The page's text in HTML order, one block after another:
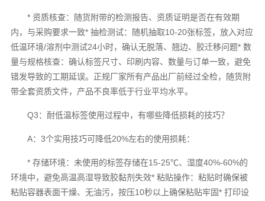
* 资质核查：随货附带的检测报告、资质证明是否在有效期
内，与采购要求一致* 抽检测试：随机抽取10-20张标签，放入对应
低温环境/溶剂中测试24小时，确认无脱落、翘边、胶迁移问题* 数
量与规格核查：确认标签尺寸、印刷内容、数量与订单一致，避免
错发导致的工期延误。正规厂家所有产品出厂前经过全检，随货附
带全套资质文件，产品不良率低于行业平均水平。
Q3：耐低温标签使用过程中，有哪些降低损耗的技巧？
A：3个实用技巧可降低20%左右的使用损耗：
* 存储环境：未使用的标签存储在15-25℃、湿度40%-60%的
环境中，避免高温高湿导致胶黏剂失效* 粘贴操作：粘贴时确保被
粘贴容器表面干燥、无油污，按压10秒以上确保粘贴牢固* 打印设